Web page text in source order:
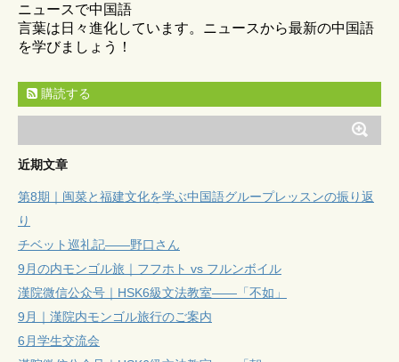
ニュースで中国語
言葉は日々進化しています。ニュースから最新の中国語
を学びましょう！
購読する
近期文章
第8期｜闽菜と福建文化を学ぶ中国語グループレッスンの振り返
り
チベット巡礼記——野口さん
9月の内モンゴル旅｜フフホト vs フルンボイル
漢院微信公众号｜HSK6級文法教室——「不如」
9月｜漢院内モンゴル旅行のご案内
6月学生交流会